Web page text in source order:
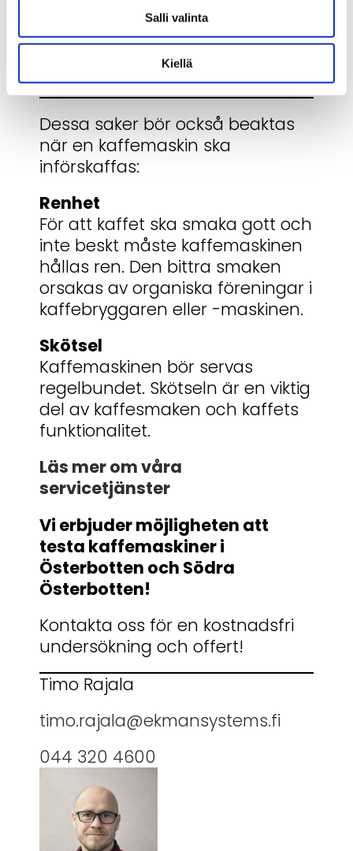
Salli valinta
Kiellä
valet måste alltid göras från
fall till fall och identifiera
företagets behov och
Dessa saker bör också beaktas
när en kaffemaskin ska
införskaffas:
Renhet
För att kaffet ska smaka gott och
inte beskt måste kaffemaskinen
hållas ren. Den bittra smaken
orsakas av organiska föreningar i
kaffebryggaren eller -maskinen.
Skötsel
Kaffemaskinen bör servas
regelbundet. Skötseln är en viktig
del av kaffesmaken och kaffets
funktionalitet.
Läs mer om våra
servicetjänster
Vi erbjuder möjligheten att
testa kaffemaskiner i
Österbotten och Södra
Österbotten!
Kontakta oss för en kostnadsfri
undersökning och offert!
Timo Rajala
timo.rajala@ekmansystems.fi
044 320 4600